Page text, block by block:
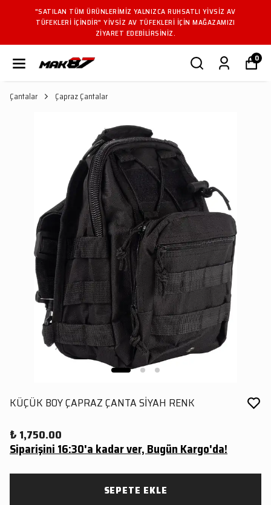
"SATILAN TÜM ÜRÜNLERIMIZ YALNIZCA RUHSATLI YIVSIZ AV
TÜFEKLERI IÇINDIR" YIVSIZ AV TÜFEKLERI IÇIN MAĞAZAMIZI
ZIYARET EDEBILIRSINIZ.
0
Çantalar Çapraz Çantalar
KÜÇÜK BOY ÇAPRAZ ÇANTA SİYAH RENK
₺ 1,750.00
Siparişini 16:30'a kadar ver, Bugün Kargo'da!
SEPETE EKLE